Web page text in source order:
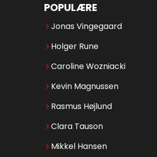
POPULÆRE
Jonas Vingegaard
Holger Rune
Caroline Wozniacki
Kevin Magnussen
Rasmus Højlund
Clara Tauson
Mikkel Hansen